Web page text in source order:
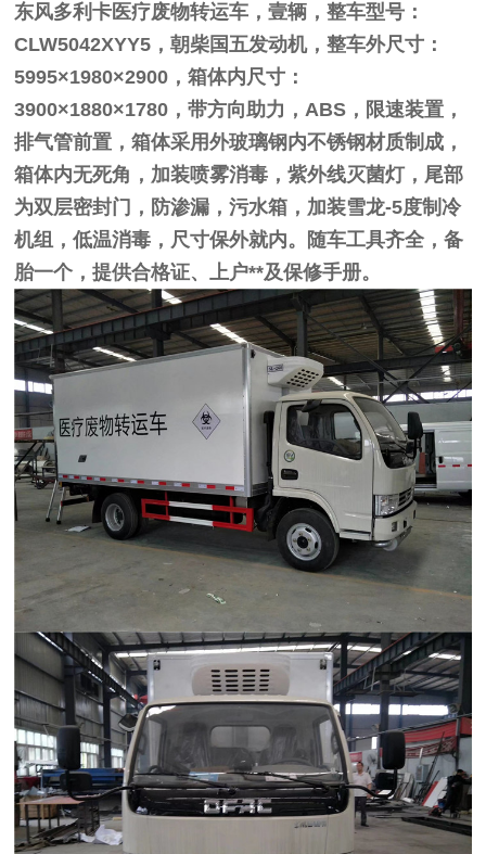
东风多利卡医疗废物转运车，壹辆，整车型号：
CLW5042XYY5，朝柴国五发动机，整车外尺寸：
5995×1980×2900，箱体内尺寸：
3900×1880×1780，带方向助力，ABS，限速装置，
排气管前置，箱体采用外玻璃钢内不锈钢材质制成，
箱体内无死角，加装喷雾消毒，紫外线灭菌灯，尾部
为双层密封门，防渗漏，污水箱，加装雪龙-5度制冷
机组，低温消毒，尺寸保外就内。随车工具齐全，备
胎一个，提供合格证、上户**及保修手册。